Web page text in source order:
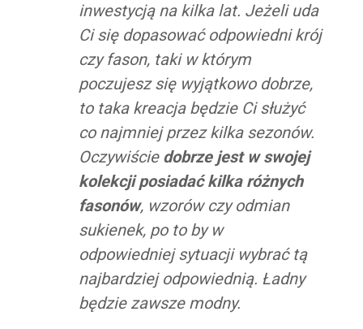
inwestycją na kilka lat. Jeżeli uda
Ci się dopasować odpowiedni krój
czy fason, taki w którym
poczujesz się wyjątkowo dobrze,
to taka kreacja będzie Ci służyć
co najmniej przez kilka sezonów.
Oczywiście dobrze jest w swojej
kolekcji posiadać kilka różnych
fasonów, wzorów czy odmian
sukienek, po to by w
odpowiedniej sytuacji wybrać tą
najbardziej odpowiednią. Ładny
będzie zawsze modny.